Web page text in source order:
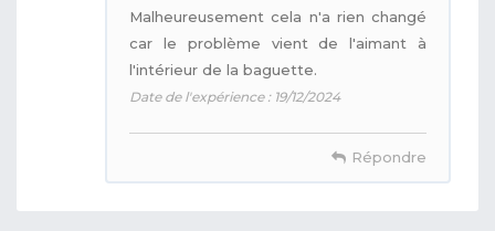
Malheureusement cela n'a rien changé
car le problème vient de l'aimant à
l'intérieur de la baguette.
Date de l'expérience : 19/12/2024
Répondre